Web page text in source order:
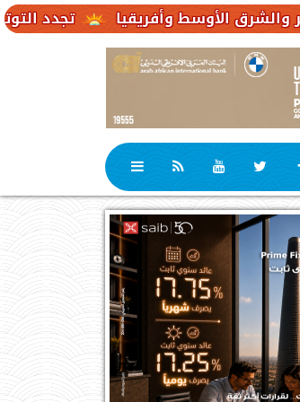
تجدد التوترات يخفض صادرات النفط
رياضة